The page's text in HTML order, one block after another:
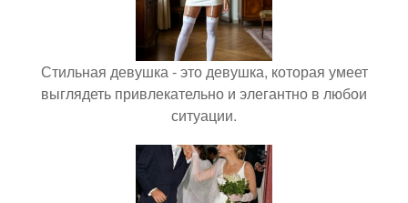
Стильная девушка - это девушка, которая умеет
выглядеть привлекательно и элегантно в любои
ситуации.